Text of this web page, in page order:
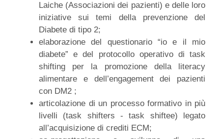
Laiche (Associazioni dei pazienti) e delle loro
iniziative sui temi della prevenzione del
Diabete di tipo 2;
elaborazione del questionario “io e il mio
diabete” e del protocollo operativo di task
shifting per la promozione della literacy
alimentare e dell’engagement dei pazienti
con DM2 ;
articolazione di un processo formativo in più
livelli (task shifters - task shiftee) legato
all’acquisizione di crediti ECM;